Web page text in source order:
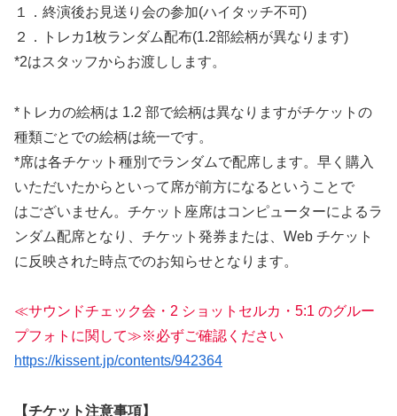
１．終演後お見送り会の参加(ハイタッチ不可)
２．トレカ1枚ランダム配布(1.2部絵柄が異なります)
*2はスタッフからお渡しします。
*トレカの絵柄は 1.2 部で絵柄は異なりますがチケットの
種類ごとでの絵柄は統一です。
*席は各チケット種別でランダムで配席します。早く購入
いただいたからといって席が前方になるということで
はございません。チケット座席はコンピューターによるラ
ンダム配席となり、チケット発券または、Web チケット
に反映された時点でのお知らせとなります。
≪サウンドチェック会・2 ショットセルカ・5:1 のグルー
プフォトに関して≫※必ずご確認ください
https://kissent.jp/contents/942364
【チケット注意事項】